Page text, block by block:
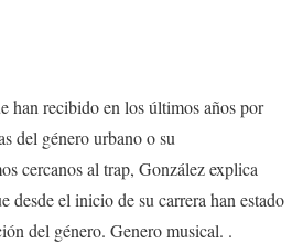
han recibido en los últimos años por
del género urbano o su
cercanos al trap, González explica
desde el inicio de su carrera han estado
del género. Genero musical. .